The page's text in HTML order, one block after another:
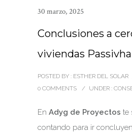
30 marzo, 2025
Conclusiones a
viviendas
POSTED BY : ESTHER DEL SOLAR
0 COMMENTS
/ UNDER :
En Adyg de Proyectos te
contando para ir